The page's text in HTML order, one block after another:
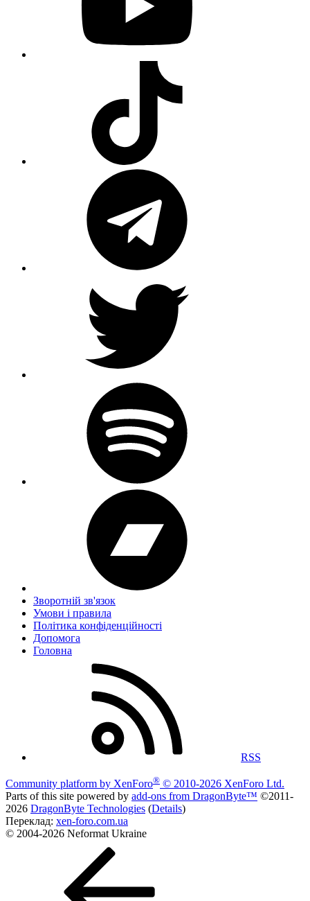
Зворотній зв'язок
Умови і правила
Політика конфіденційності
Дoпoмoга
Головна
RSS
Community platform by XenForo® © 2010-2026 XenForo Ltd.
Parts of this site powered by add-ons from DragonByte™ ©2011-
2026 DragonByte Technologies (Details)
Переклад: xen-foro.com.ua
© 2004-2026 Neformat Ukraine